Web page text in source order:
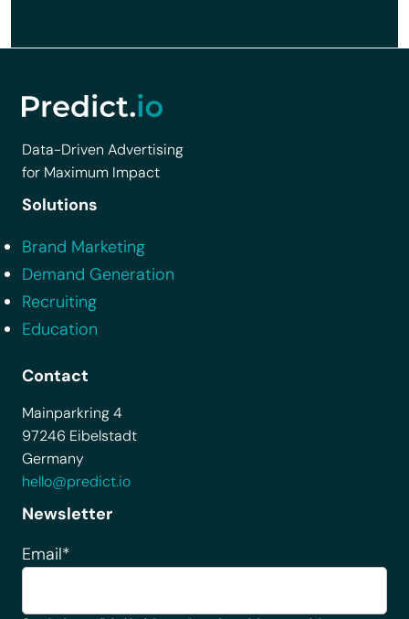
Data-Driven Advertising
for Maximum Impact
Solutions
Brand Marketing
Demand Generation
Recruiting
Education
Contact
Mainparkring 4
97246 Eibelstadt
Germany
hello@predict.io
Newsletter
Email*